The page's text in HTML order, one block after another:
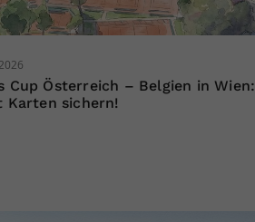
Cup Österreich – Belgien in Wien:
Karten sichern!